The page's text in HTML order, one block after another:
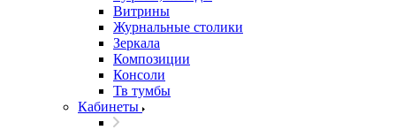
Витрины
Журнальные столики
Зеркала
Композиции
Консоли
Тв тумбы
Кабинеты